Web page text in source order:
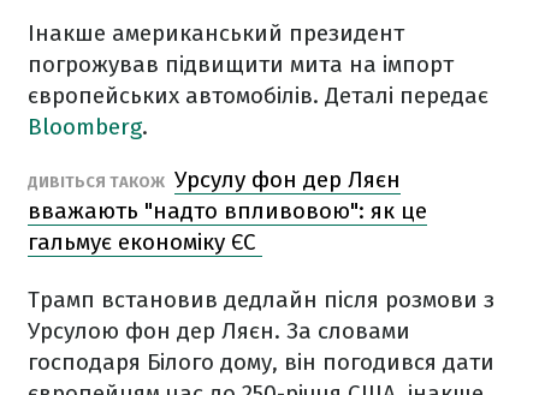
Інакше американський президент
погрожував підвищити мита на імпорт
європейських автомобілів. Деталі передає
Bloomberg.
ДИВІТЬСЯ ТАКОЖ Урсулу фон дер Ляєн
вважають "надто впливовою": як це
гальмує економіку ЄС
Трамп встановив дедлайн після розмови з
Урсулою фон дер Ляєн. За словами
господаря Білого дому, він погодився дати